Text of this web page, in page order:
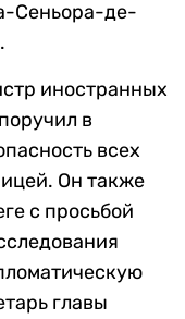
Сеньора-де-
иностранных
в
всех
Он также
с просьбой
главы